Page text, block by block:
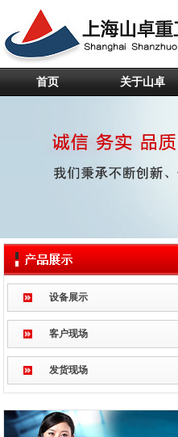
首页 关于山卓
设备展示
客户现场
发货现场